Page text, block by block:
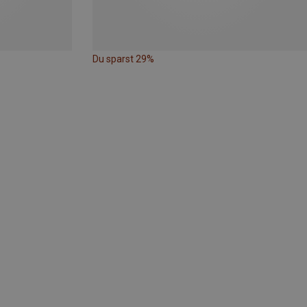
Du sparst 29%